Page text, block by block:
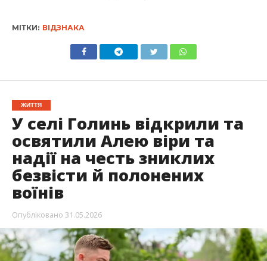
МІТКИ: ВІДЗНАКА
ЖИТТЯ
У селі Голинь відкрили та
освятили Алею віри та
надії на честь зниклих
безвісти й полонених
воїнів
Опубліковано 31.05.2026